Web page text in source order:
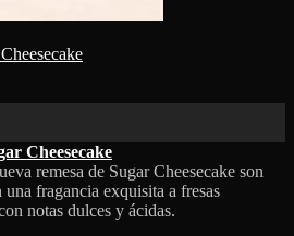
Cheesecake
remesa de Sugar Cheesecake son
fragancia exquisita a fresas
notas dulces y ácidas.